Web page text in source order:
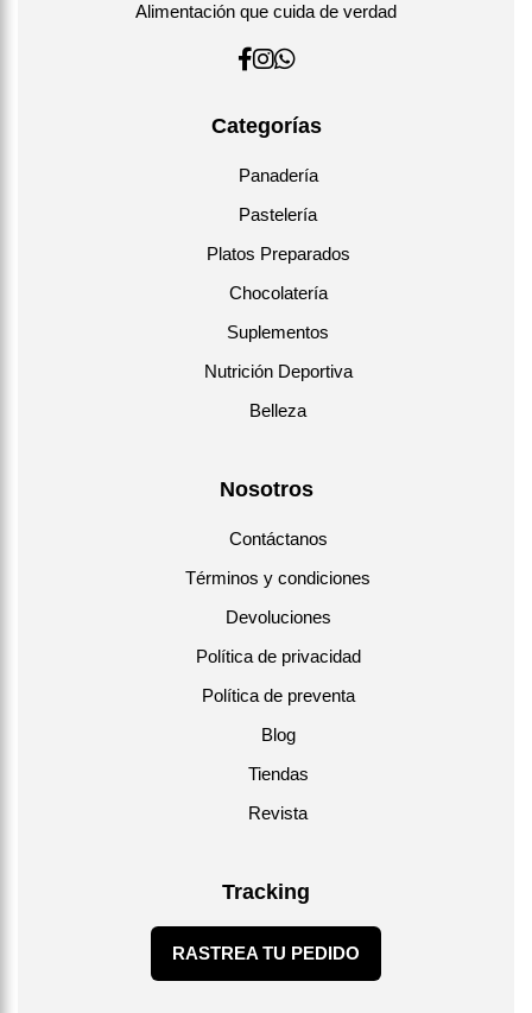
Alimentación que cuida de verdad
Categorías
Panadería
Pastelería
Platos Preparados
Chocolatería
Suplementos
Nutrición Deportiva
Belleza
Nosotros
Contáctanos
Términos y condiciones
Devoluciones
Política de privacidad
Política de preventa
Blog
Tiendas
Revista
Tracking
RASTREA TU PEDIDO